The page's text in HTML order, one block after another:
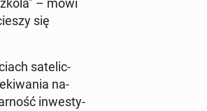
– mówi
się
sa­te­lic­
na­
in­we­sty­